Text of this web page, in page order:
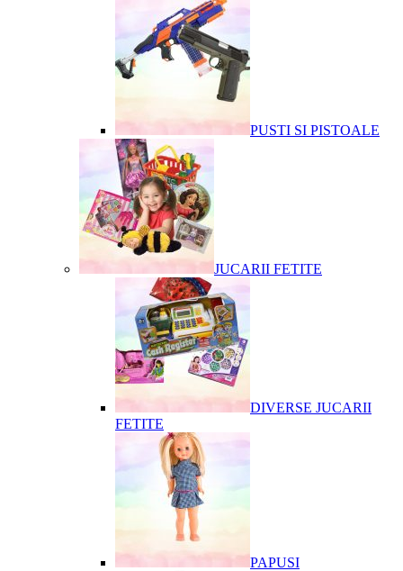
PUSTI SI PISTOALE
JUCARII FETITE
DIVERSE JUCARII
FETITE
PAPUSI